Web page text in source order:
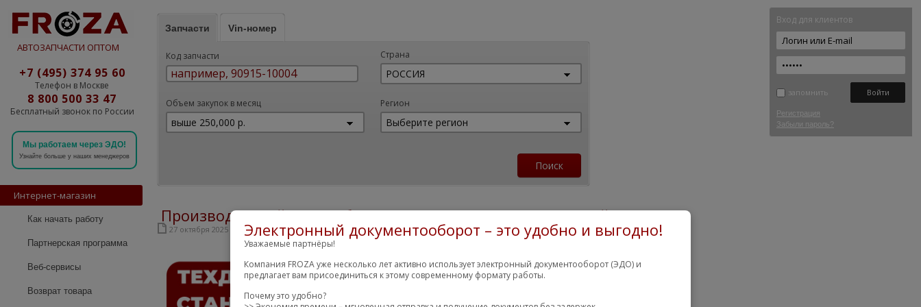
АВТОЗАПЧАСТИ ОПТОМ
+7 (495) 374 95 60
Телефон в Москве
8 800 500 33 47
Бесплатный звонок по России
Мы работаем через ЭДО!
Узнайте больше у наших менеджеров
Интернет-магазин
Как начать работу
Партнерская программа
Веб-сервисы
Возврат товара
Вход для клиентов
запомнить
Регистрация
Забыли пароль?
Запчасти Vin-номер
Код запчасти Страна
Объем закупок в месяц Регион
Производителей хотят обязать делиться техдокументацией
27 октября 2025 Электронный документооборот – это удобно и выгодно!
Уважаемые партнёры!
Компания FROZA уже несколько лет активно использует электронный документооборот (ЭДО) и
предлагает вам присоединиться к этому современному формату работы.
Почему это удобно?